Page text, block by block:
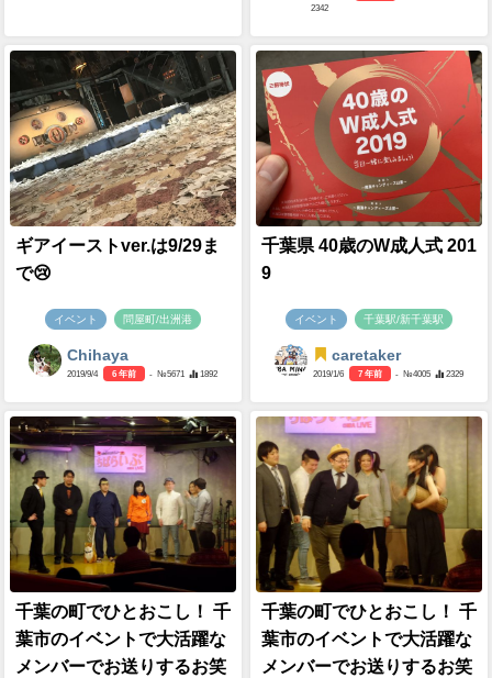
2342
ギアイーストver.は9/29ま
で😢
イベント 問屋町/出洲港
Chihaya
2019/9/4 6 年前 - №5671 1892
千葉県 40歳のW成人式 201
9
イベント 千葉駅/新千葉駅
caretaker
2019/1/6 7 年前 - №4005 2329
千葉の町でひとおこし！ 千
葉市のイベントで大活躍な
メンバーでお送りするお笑
千葉の町でひとおこし！ 千
葉市のイベントで大活躍な
メンバーでお送りするお笑